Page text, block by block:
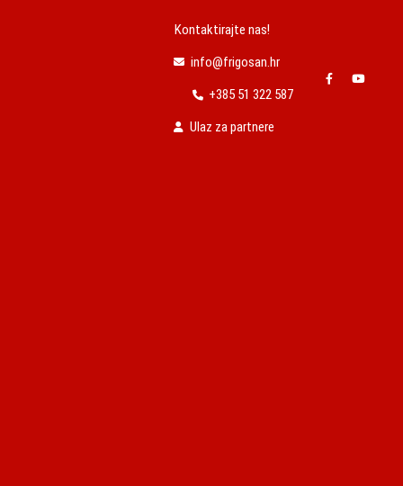
Kontaktirajte nas!
info@frigosan.hr
+385 51 322 587
Ulaz za partnere